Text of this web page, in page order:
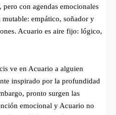
con agendas emocionales
mutable: empático, soñador y
Acuario es aire fijo: lógico,
ve en Acuario a alguien
inspirado por la profundidad
pronto surgen las
emocional y Acuario no